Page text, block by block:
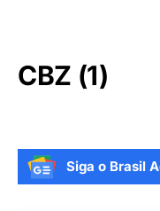
CBZ (1)
Siga o Brasil